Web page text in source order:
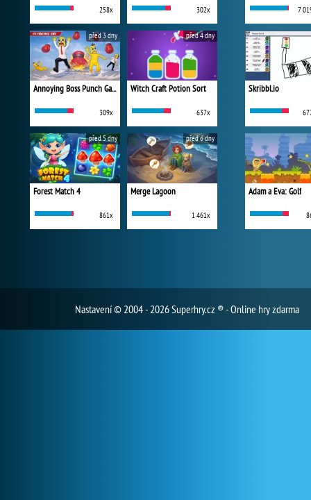
258x 302x
Annoying Boss Punch Game
309x
před 3 dny
Witch Craft Potion Sort
637x
před 4 dny
Forest Match 4
861x
před 5 dny
Merge Lagoon
1 461x
před 6 dny
7
Skribbl.io
Adam a Eva: Golf
Nastavení© 2004 - 2026 Superhry.cz ® - Online hry zdarma